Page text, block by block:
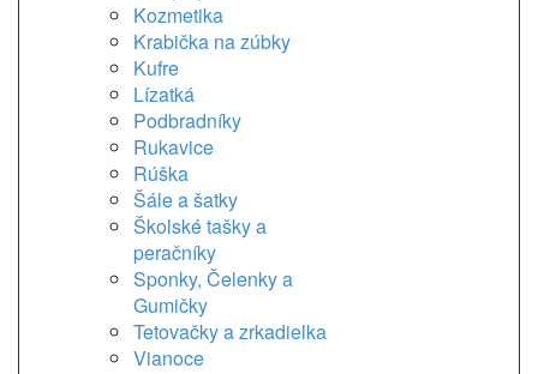
Kozmetika
Krabička na zúbky
Kufre
Lízatká
Podbradníky
Rukavice
Rúška
Šále a šatky
Školské tašky a
peračníky
Sponky, Čelenky a
Gumičky
Tetovačky a zrkadielka
Vianoce